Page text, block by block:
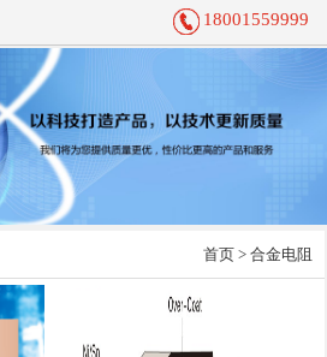
18001559999
首页> 合金电阻